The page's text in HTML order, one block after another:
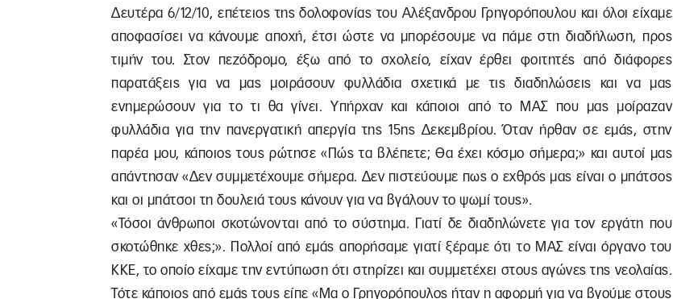
Δευτέρα 6/12/10, επέτειος της δολοφονίας του Αλέξανδρου Γρηγορόπουλου και όλοι είχαμε
αποφασίσει να κάνουμε αποχή, έτσι ώστε να μπορέσουμε να πάμε στη διαδήλωση, προς
τιμήν του. Στον πεζόδρομο, έξω από το σχολείο, είχαν έρθει φοιτητές από διάφορες
παρατάξεις για να μας μοιράσουν φυλλάδια σχετικά με τις διαδηλώσεις και να μας
ενημερώσουν για το τι θα γίνει. Υπήρχαν και κάποιοι από το ΜΑΣ που μας μοίραζαν
φυλλάδια για την πανεργατική απεργία της 15ης Δεκεμβρίου. Όταν ήρθαν σε εμάς, στην
παρέα μου, κάποιος τους ρώτησε «Πώς τα βλέπετε; Θα έχει κόσμο σήμερα;» και αυτοί μας
απάντησαν «Δεν συμμετέχουμε σήμερα. Δεν πιστεύουμε πως ο εχθρός μας είναι ο μπάτσος
και οι μπάτσοι τη δουλειά τους κάνουν για να βγάλουν το ψωμί τους».
«Τόσοι άνθρωποι σκοτώνονται από το σύστημα. Γιατί δε διαδηλώνετε για τον εργάτη που
σκοτώθηκε χθες;». Πολλοί από εμάς απορήσαμε γιατί ξέραμε ότι το ΜΑΣ είναι όργανο του
ΚΚΕ, το οποίο είχαμε την εντύπωση ότι στηρίζει και συμμετέχει στους αγώνες της νεολαίας.
Τότε κάποιος από εμάς τους είπε «Μα ο Γρηγορόπουλος ήταν η αφορμή για να βγούμε στους